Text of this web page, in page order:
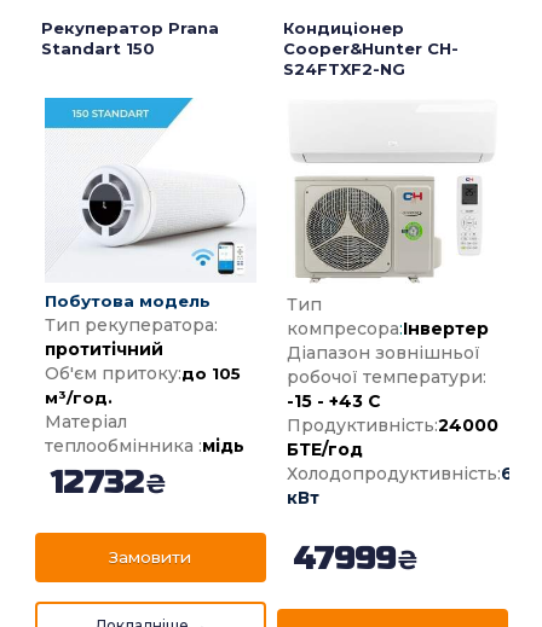
Рекуператор Prana
Standart 150
Побутова модель
Тип рекуператора:
протитічний
Об'єм притоку:до 105
м³/год.
Матеріал
теплообмінника :мідь
12732₴
Кондиціонер
Cooper&Hunter CH-
S24FTXF2-NG
Тип
компресора:Інвертер
Діапазон зовнішньої
робочої температури:
-15 - +43 С
Продуктивність:24000
БТЕ/год
Холодопродуктивність:6.16
кВт
47999₴